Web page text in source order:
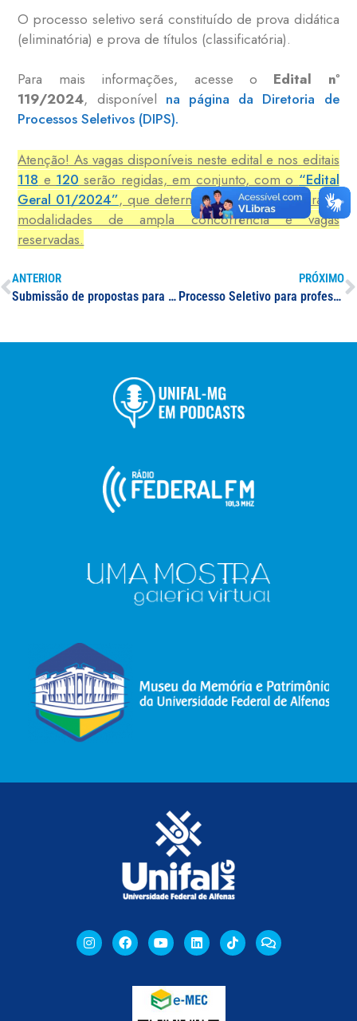
O processo seletivo será constituído de prova didática
(eliminatória) e prova de títulos (classificatória).
Para mais informações, acesse o Edital nº
119/2024, disponível na página da Diretoria de
Processos Seletivos (DIPS).
Atenção! As vagas disponíveis neste edital e nos editais
118 e 120 serão regidas, em conjunto, com o “Edital
Geral 01/2024”, que determina as inscrições para as
modalidades de ampla concorrência e vagas
reservadas.
ANTERIOR
Submissão de propostas para Programa de Desenvolvimento Institucional (Pro-DI)
PRÓXIMO
Processo Seletivo para professor(a) substituto(a) da área de Administração, Finanças, Negócios e Produção